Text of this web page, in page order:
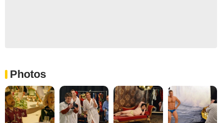
Photos